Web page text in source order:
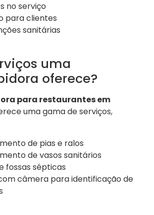
no serviço
para clientes
sanitárias
uma
oferece?
para restaurantes em
uma gama de serviços,
de pias e ralos
de vasos sanitários
fossas sépticas
câmera para identificação de